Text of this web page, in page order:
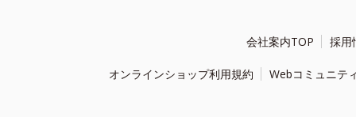
会社案内TOP 採用
オンラインショップ利用規約 Webコミュニテ